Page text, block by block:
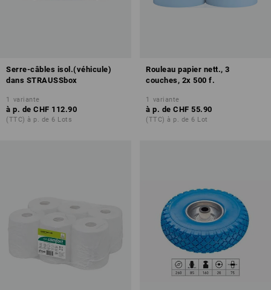
Serre-câbles isol.(véhicule)
dans STRAUSSbox
1 variante
à p. de CHF 112.90
(TTC) à p. de 6 Lots
Rouleau papier nett., 3
couches, 2x 500 f.
1 variante
à p. de CHF 55.90
(TTC) à p. de 6 Lot